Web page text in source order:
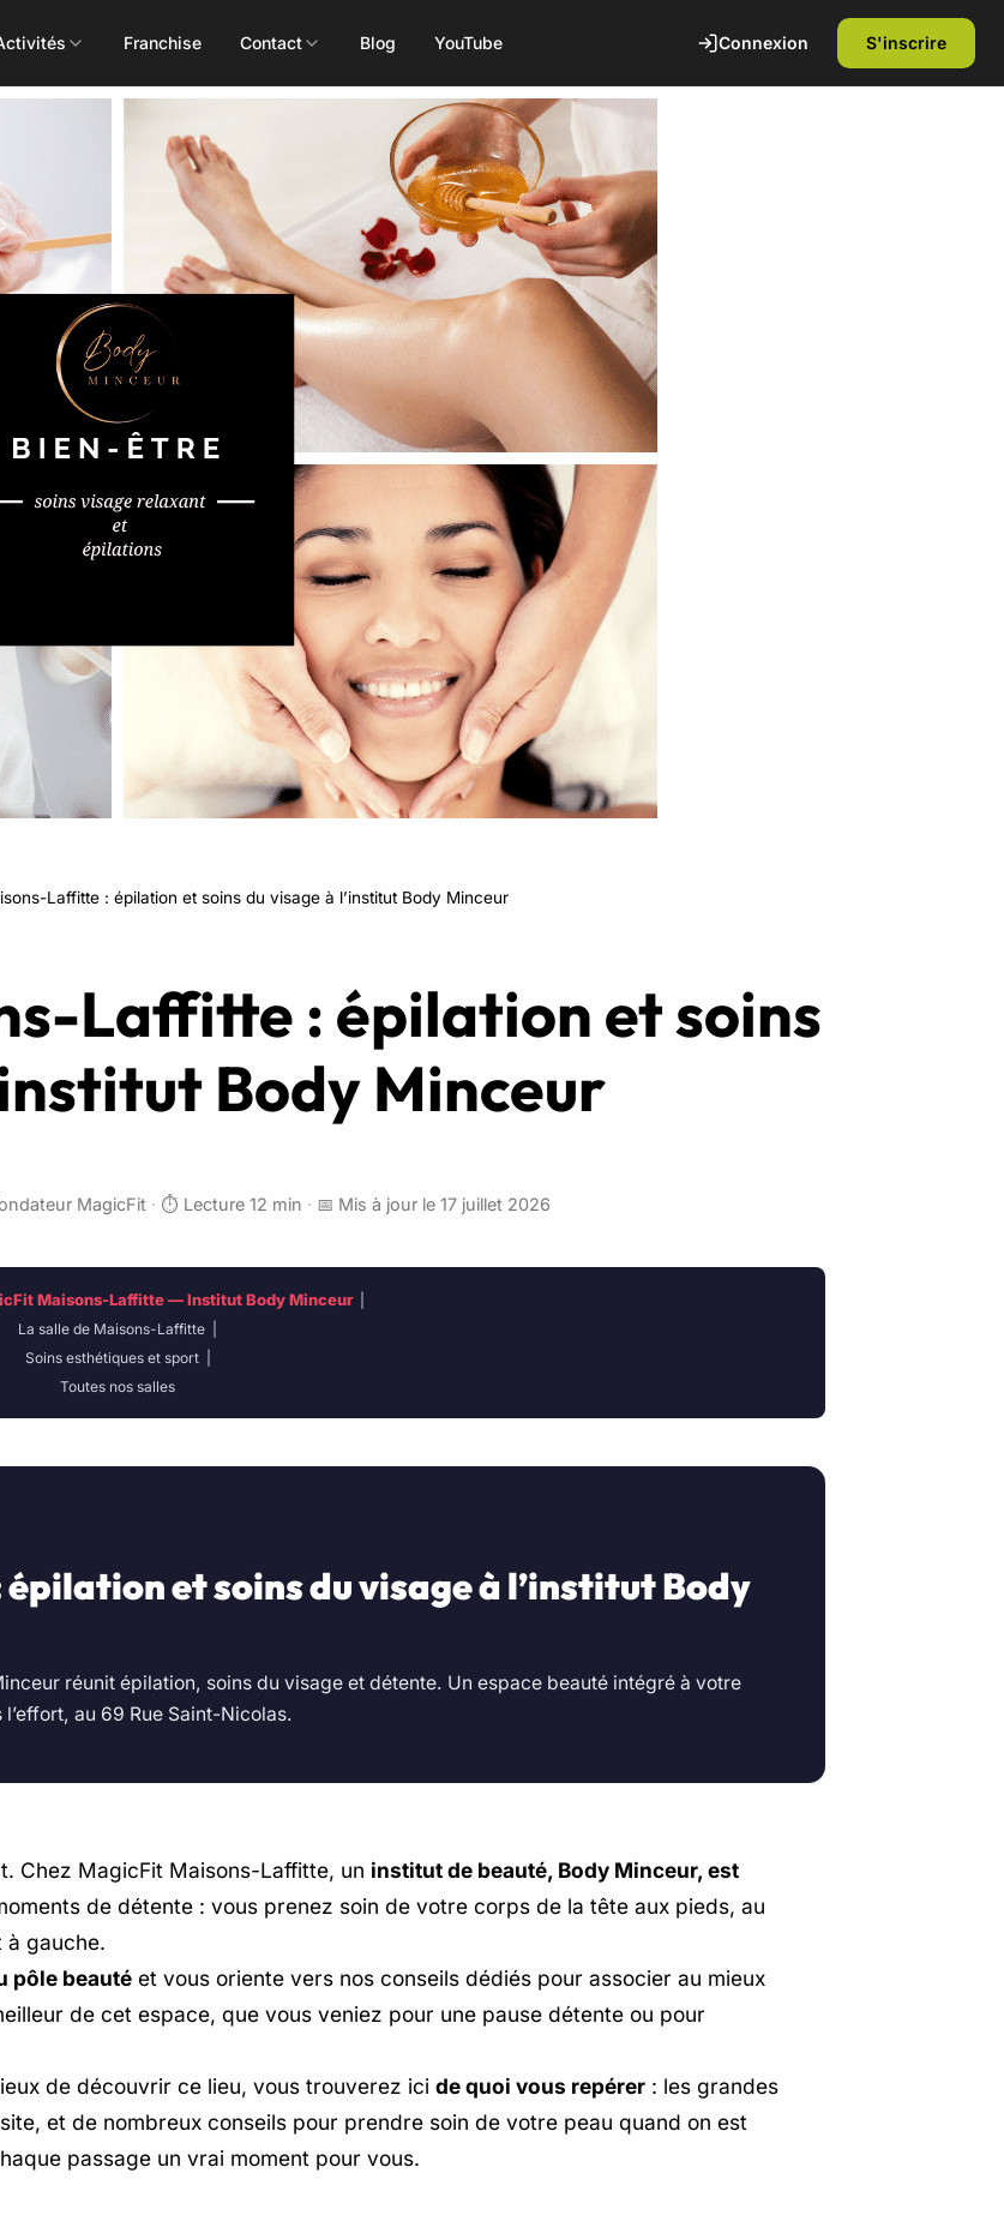
Toutes les activités
Concept
ALEOP
Aléop Cardio
Pôle Santé
Massages
Nutritionniste
Ostéopathe
Fitness Kids
Zumba Kids
Danse Kids
Boxe Kids
1ère séance offerte
Découvrez nos installations et rencontrez
nos coachs diplômés d'état. Sans
engagement.
Franchise Contact Blog YouTube Connexion S'inscrire
Laffitte : épilation et soins du visage à l’institut Body Minceur
Laffitte : épilation et soins
Body Minceur
MagicFit · ⏱️ Lecture 12 min · 📅 Mis à jour le 17 juillet 2026
Maisons-Laffitte — Institut Body Minceur|
La salle de Maisons-Laffitte
Soins esthétiques et sport|
Toutes nos salles
et soins du visage à l’institut Body
réunit épilation, soins du visage et détente. Un espace beauté intégré à votre
au 69 Rue Saint-Nicolas.
Chez MagicFit Maisons-Laffitte, un institut de beauté, Body Minceur, est
de détente : vous prenez soin de votre corps de la tête aux pieds, au
à gauche.
pôle beauté et vous oriente vers nos conseils dédiés pour associer au mieux
de cet espace, que vous veniez pour une pause détente ou pour
de découvrir ce lieu, vous trouverez ici de quoi vous repérer : les grandes
et de nombreux conseils pour prendre soin de votre peau quand on est
passage un vrai moment pour vous.